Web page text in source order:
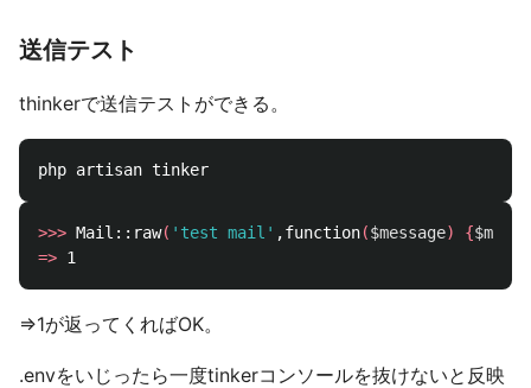
送信テスト
thinkerで送信テストができる。
>>> Mail::raw( 'test mail' ,function($message) {
=>
=>1が返ってくればOK。
.envをいじったら一度tinkerコンソールを抜けないと反映